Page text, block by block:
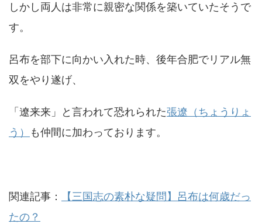
しかし両人は非常に親密な関係を築いていたそうで
す。
呂布を部下に向かい入れた時、後年合肥でリアル無
双をやり遂げ、
「遼来来」と言われて恐れられた張遼（ちょうりょ
う）
も仲間に加わっております。
関連記事：
【三国志の素朴な疑問】呂布は何歳だっ
たの？